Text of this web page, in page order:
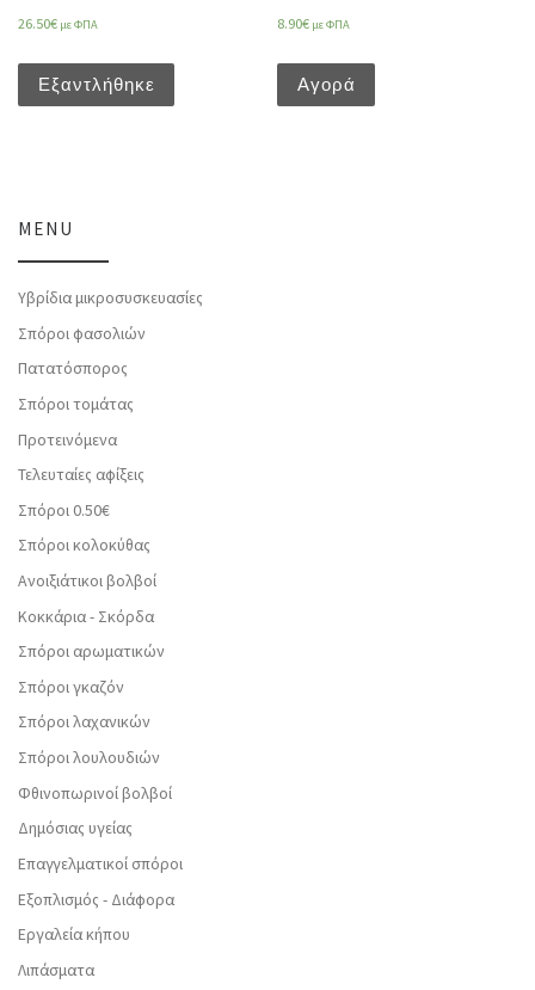
26.50€ με ΦΠΑ
Εξαντλήθηκε
8.90€ με ΦΠΑ
Αγορά
MENU
Υβρίδια μικροσυσκευασίες
Σπόροι φασολιών
Πατατόσπορος
Σπόροι τομάτας
Προτεινόμενα
Τελευταίες αφίξεις
Σπόροι 0.50€
Σπόροι κολοκύθας
Ανοιξιάτικοι βολβοί
Κοκκάρια - Σκόρδα
Σπόροι αρωματικών
Σπόροι γκαζόν
Σπόροι λαχανικών
Σπόροι λουλουδιών
Φθινοπωρινοί βολβοί
Δημόσιας υγείας
Επαγγελματικοί σπόροι
Εξοπλισμός - Διάφορα
Εργαλεία κήπου
Λιπάσματα